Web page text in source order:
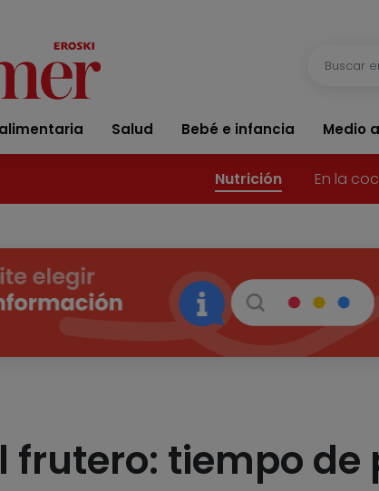
Salud Bebé e infancia Medio
Nutrición En la
frutero: tiempo